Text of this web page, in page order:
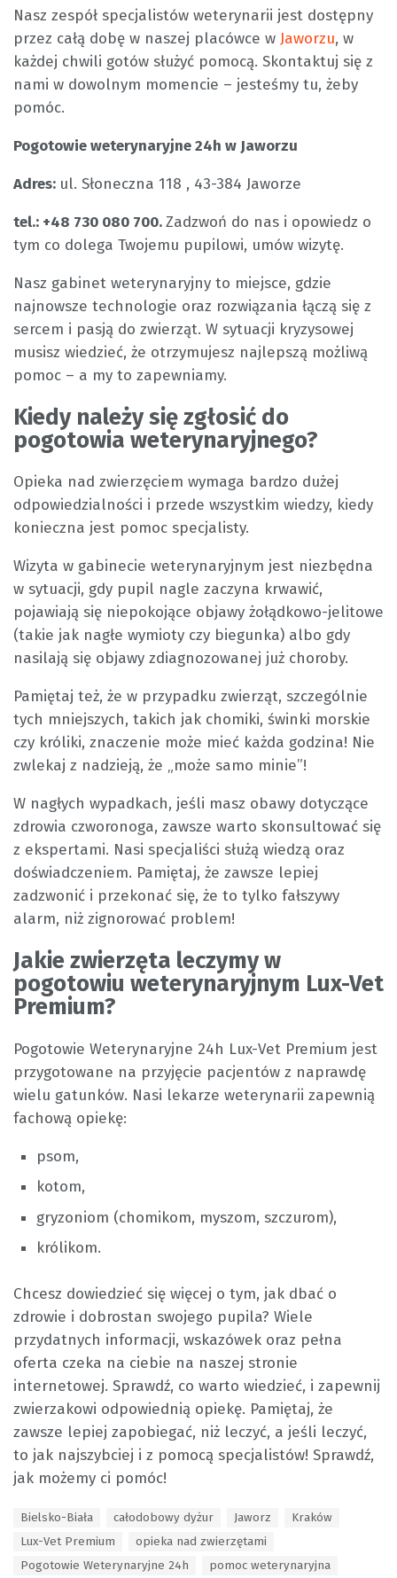
Nasz zespół specjalistów weterynarii jest dostępny
przez całą dobę w naszej placówce w Jaworzu, w
każdej chwili gotów służyć pomocą. Skontaktuj się z
nami w dowolnym momencie – jesteśmy tu, żeby
pomóc.
Pogotowie weterynaryjne 24h w Jaworzu
Adres: ul. Słoneczna 118 , 43-384 Jaworze
tel.: +48 730 080 700.Zadzwoń do nas i opowiedz o
tym co dolega Twojemu pupilowi, umów wizytę.
Nasz gabinet weterynaryjny to miejsce, gdzie
najnowsze technologie oraz rozwiązania łączą się z
sercem i pasją do zwierząt. W sytuacji kryzysowej
musisz wiedzieć, że otrzymujesz najlepszą możliwą
pomoc – a my to zapewniamy.
Kiedy należy się zgłosić do
pogotowia weterynaryjnego?
Opieka nad zwierzęciem wymaga bardzo dużej
odpowiedzialności i przede wszystkim wiedzy, kiedy
konieczna jest pomoc specjalisty.
Wizyta w gabinecie weterynaryjnym jest niezbędna
w sytuacji, gdy pupil nagle zaczyna krwawić,
pojawiają się niepokojące objawy żołądkowo-jelitowe
(takie jak nagłe wymioty czy biegunka) albo gdy
nasilają się objawy zdiagnozowanej już choroby.
Pamiętaj też, że w przypadku zwierząt, szczególnie
tych mniejszych, takich jak chomiki, świnki morskie
czy króliki, znaczenie może mieć każda godzina! Nie
zwlekaj z nadzieją, że „może samo minie”!
W nagłych wypadkach, jeśli masz obawy dotyczące
zdrowia czworonoga, zawsze warto skonsultować się
z ekspertami. Nasi specjaliści służą wiedzą oraz
doświadczeniem. Pamiętaj, że zawsze lepiej
zadzwonić i przekonać się, że to tylko fałszywy
alarm, niż zignorować problem!
Jakie zwierzęta leczymy w
pogotowiu weterynaryjnym Lux-Vet
Premium?
Pogotowie Weterynaryjne 24h Lux-Vet Premium jest
przygotowane na przyjęcie pacjentów z naprawdę
wielu gatunków. Nasi lekarze weterynarii zapewnią
fachową opiekę:
psom,
kotom,
gryzoniom (chomikom, myszom, szczurom),
królikom.
Chcesz dowiedzieć się więcej o tym, jak dbać o
zdrowie i dobrostan swojego pupila? Wiele
przydatnych informacji, wskazówek oraz pełna
oferta czeka na ciebie na naszej stronie
internetowej. Sprawdź, co warto wiedzieć, i zapewnij
zwierzakowi odpowiednią opiekę. Pamiętaj, że
zawsze lepiej zapobiegać, niż leczyć, a jeśli leczyć,
to jak najszybciej i z pomocą specjalistów! Sprawdź,
jak możemy ci pomóc!
Bielsko-Biała całodobowy dyżur Jaworz
Kraków
Lux-Vet Premium
opieka nad zwierzętami
Pogotowie Weterynaryjne 24h
pomoc weterynaryjna